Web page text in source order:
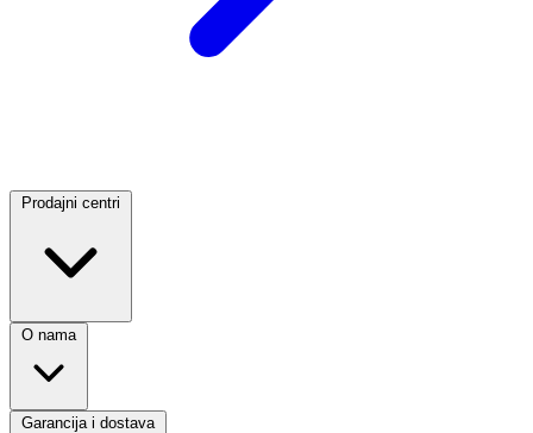
Prodajni centri
O nama
Garancija i dostava